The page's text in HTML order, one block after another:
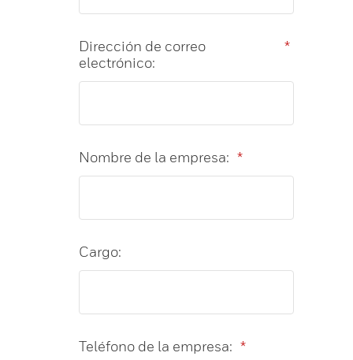
*
Dirección de correo
electrónico:
*
Nombre de la empresa:
Cargo:
*
Teléfono de la empresa: